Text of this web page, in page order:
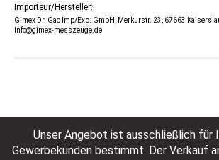
Importeur/Hersteller:
Gimex Dr. Gao Imp/Exp. GmbH, Merkurstr. 23, 67663
Info@gimex-messzeuge.de
Unser Angebot ist ausschließlich für
Gewerbekunden bestimmt. Der Verkauf